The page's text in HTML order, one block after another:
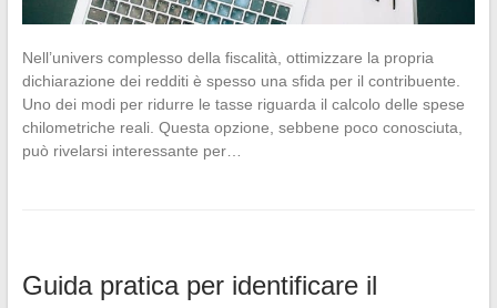
Nell’univers complesso della fiscalità, ottimizzare la propria
dichiarazione dei redditi è spesso una sfida per il contribuente.
Uno dei modi per ridurre le tasse riguarda il calcolo delle spese
chilometriche reali. Questa opzione, sebbene poco conosciuta,
può rivelarsi interessante per…
Guida pratica per identificare il